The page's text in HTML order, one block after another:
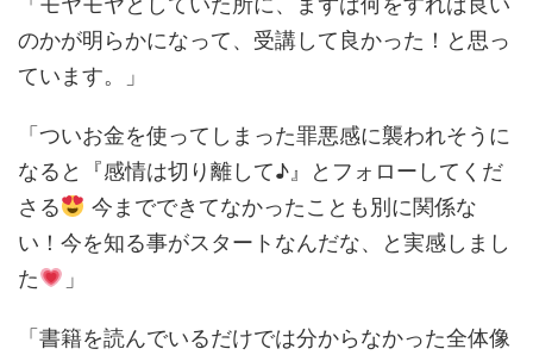
のかが明らかになって、受講して良かった！と思っ
ています。」
「ついお金を使ってしまった罪悪感に襲われそうに
なると『感情は切り離して♪』とフォローしてくだ
さる
今までできてなかったことも別に関係な
い！今を知る事がスタートなんだな、と実感しまし
た
」
「書籍を読んでいるだけでは分からなかった全体像